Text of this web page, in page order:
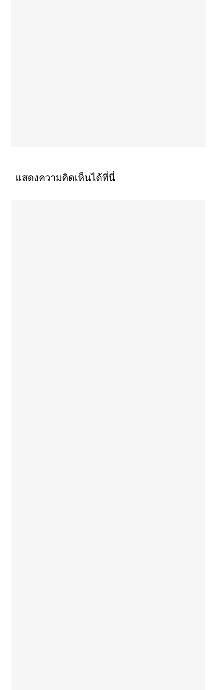
แสดงความคิดเห็นได้ที่นี่